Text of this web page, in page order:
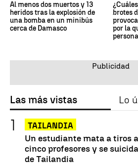
Al menos dos muertos y 13
heridos tras la explosión de
una bomba en un minibús
cerca de Damasco
brotes
por la
Las más vistas Lo
TAILANDIA
Un estudiante mata a tiros
cinco profesores y se
de Tailandia